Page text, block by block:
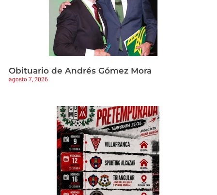
Obituario de Andrés Gómez Mora
agosto 7, 2026